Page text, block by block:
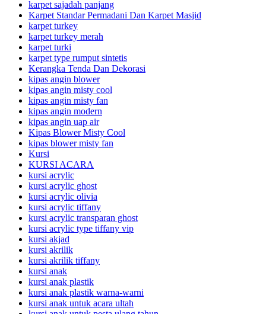
karpet sajadah panjang
Karpet Standar Permadani Dan Karpet Masjid
karpet turkey
karpet turkey merah
karpet turki
karpet type rumput sintetis
Kerangka Tenda Dan Dekorasi
kipas angin blower
kipas angin misty cool
kipas angin misty fan
kipas angin modern
kipas angin uap air
Kipas Blower Misty Cool
kipas blower misty fan
Kursi
KURSI ACARA
kursi acrylic
kursi acrylic ghost
kursi acrylic olivia
kursi acrylic tiffany
kursi acrylic transparan ghost
kursi acrylic type tiffany vip
kursi akjad
kursi akrilik
kursi akrilik tiffany
kursi anak
kursi anak plastik
kursi anak plastik warna-warni
kursi anak untuk acara ultah